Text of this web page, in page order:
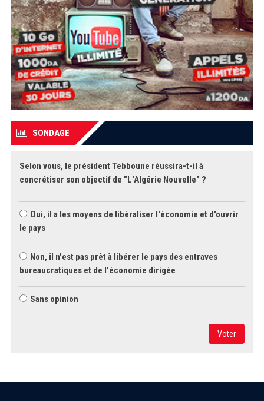
SONDAGE
Selon vous, le président Tebboune réussira-t-il à
concrétiser son objectif de "L'Algérie Nouvelle" ?
Oui, il a les moyens de libéraliser l'économie et d'ouvrir
le pays
Non, il n'est pas prêt à libérer le pays des entraves
bureaucratiques et de l'économie dirigée
Sans opinion
Voter